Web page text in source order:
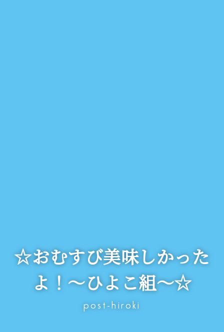
☆おむすび美味しかった
よ！～ひよこ組～☆
post-hiroki